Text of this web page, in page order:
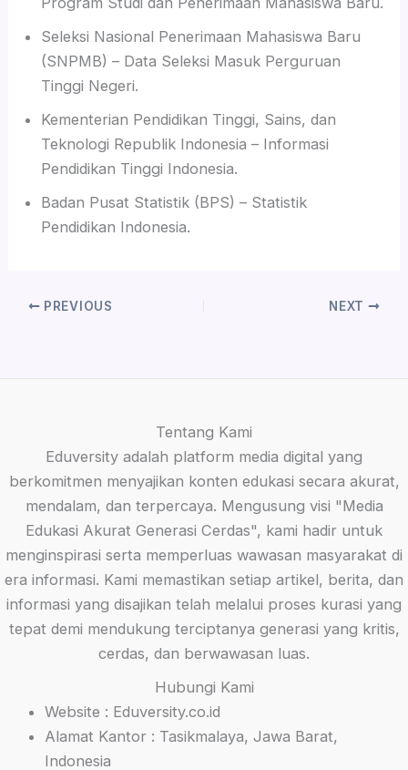
Seleksi Nasional Penerimaan Mahasiswa Baru
(SNPMB) – Data Seleksi Masuk Perguruan
Tinggi Negeri.
Kementerian Pendidikan Tinggi, Sains, dan
Teknologi Republik Indonesia – Informasi
Pendidikan Tinggi Indonesia.
Badan Pusat Statistik (BPS) – Statistik
Pendidikan Indonesia.
PREVIOUS NEXT
Tentang Kami
Eduversity adalah platform media digital yang
berkomitmen menyajikan konten edukasi secara akurat,
mendalam, dan terpercaya. Mengusung visi "Media
Edukasi Akurat Generasi Cerdas", kami hadir untuk
menginspirasi serta memperluas wawasan masyarakat di
era informasi. Kami memastikan setiap artikel, berita, dan
informasi yang disajikan telah melalui proses kurasi yang
tepat demi mendukung terciptanya generasi yang kritis,
cerdas, dan berwawasan luas.
Hubungi Kami
Website : Eduversity.co.id
Alamat Kantor : Tasikmalaya, Jawa Barat,
Indonesia